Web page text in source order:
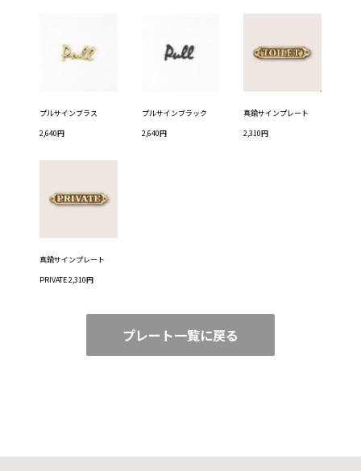
プルサインブラス
2,640円
プルサインブラック
2,640円
真鍮サインプレート
2,310円
真鍮サインプレート
PRIVATE 2,310円
プレート一覧に戻る